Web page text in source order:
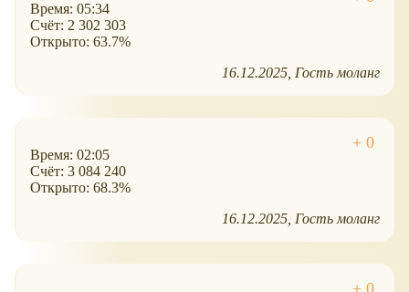
Время: 05:34
Счёт: 2 302 303
Открыто: 63.7%
16.12.2025 Гость моланг
Время: 02:05
Счёт: 3 084 240
Открыто: 68.3%
16.12.2025 Гость моланг